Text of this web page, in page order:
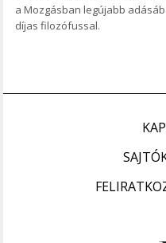
a Mozgásban legújabb
díjas filozófussal.